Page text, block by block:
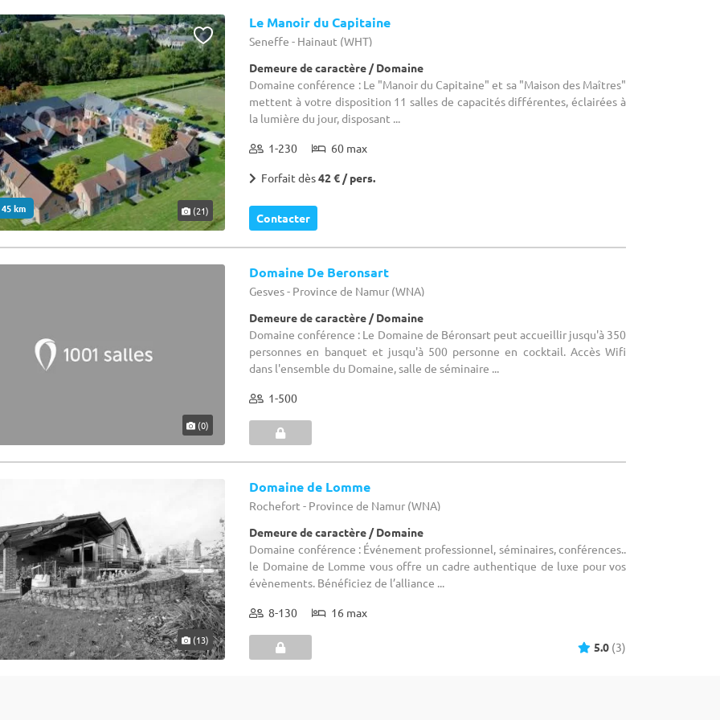
km (21)
Le Manoir du Capitaine
Seneffe - Hainaut (WHT)
Demeure de caractère / Domaine
Domaine conférence : Le "Manoir du Capitaine" et sa "Maison des Maîtres"
mettent à votre disposition 11 salles de capacités différentes, éclairées à
la lumière du jour, disposant ...
1-230 60 max
Forfait dès42 € / pers.
Contacter
(0)
Domaine De Beronsart
Gesves - Province de Namur (WNA)
Demeure de caractère / Domaine
Domaine conférence : Le Domaine de Béronsart peut accueillir jusqu'à 350
personnes en banquet et jusqu'à 500 personne en cocktail. Accès Wifi
dans l'ensemble du Domaine, salle de séminaire ...
1-500
(13)
Domaine de Lomme
Rochefort - Province de Namur (WNA)
Demeure de caractère / Domaine
Domaine conférence : Événement professionnel, séminaires, conférences..
le Domaine de Lomme vous offre un cadre authentique de luxe pour vos
évènements. Bénéficiez de l’alliance ...
8-130 16 max
5.0 (3)